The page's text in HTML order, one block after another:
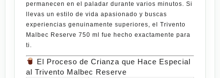
permanecen en el paladar durante varios minutos. Si
llevas un estilo de vida apasionado y buscas
experiencias genuinamente superiores, el Trivento
Malbec Reserve 750 ml fue hecho exactamente para
ti.
El Proceso de Crianza que Hace Especial
al Trivento Malbec Reserve